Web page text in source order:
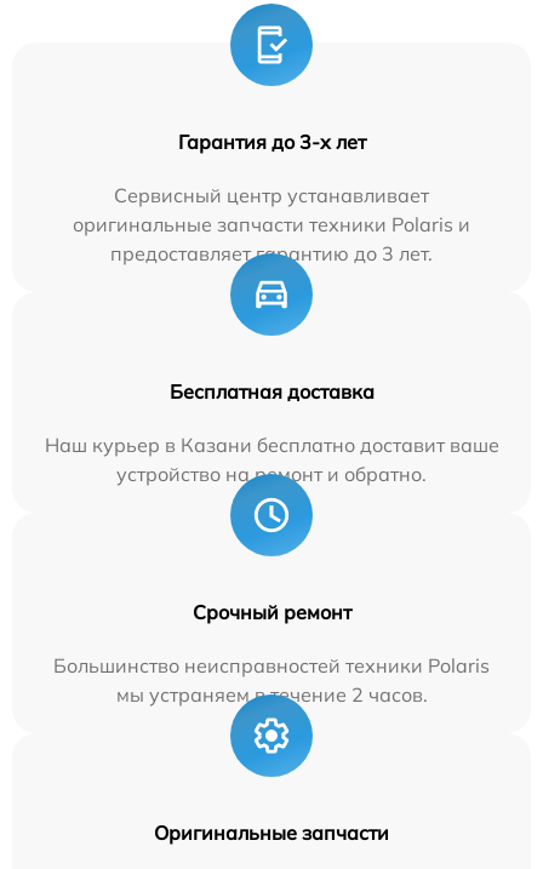
Гарантия до 3-х лет
Сервисный центр устанавливает
оригинальные запчасти техники Polaris и
предоставляет гарантию до 3 лет.
Бесплатная доставка
Наш курьер в Казани бесплатно доставит ваше
устройство на ремонт и обратно.
Срочный ремонт
Большинство неисправностей техники Polaris
мы устраняем в течение 2 часов.
Оригинальные запчасти